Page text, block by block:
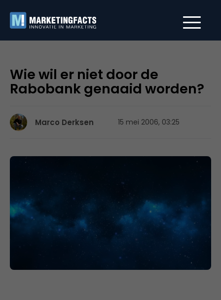
Wie wil er niet door de
Rabobank genaaid worden?
Marco Derksen 15 mei 2006, 03:25